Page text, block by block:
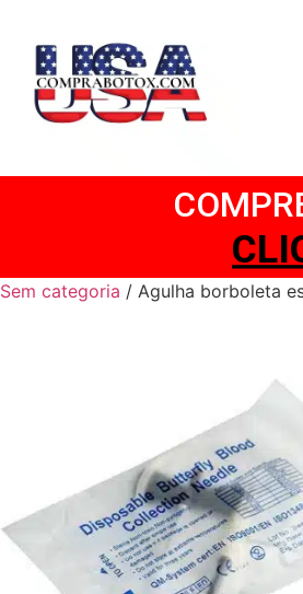
Sem categoria / Agulha borboleta